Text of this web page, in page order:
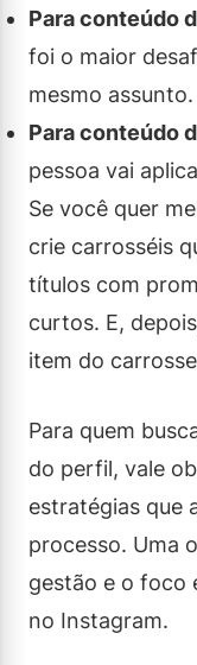
Para conteúdo
foi o maior
mesmo assunto.
Para conteúdo
pessoa vai
Se você quer
crie carrosséis
títulos com
curtos. E,
item do
Para quem
do perfil, vale
estratégias que
processo. Uma
gestão e o foco
no Instagram.